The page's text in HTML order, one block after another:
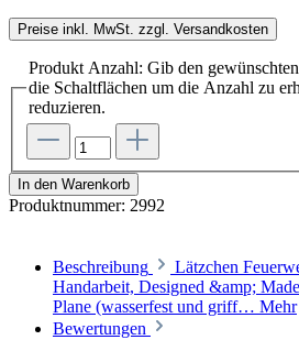
Preise inkl. MwSt. zzgl. Versandkosten
Produkt Anzahl: Gib den
die Schaltflächen um die Anzahl zu
reduzieren.
In den Warenkorb
Produktnummer: 2992
Beschreibung
Lätzchen
Handarbeit, Designed &amp;
Plane (wasserfest und griff… Mehr
Bewertungen